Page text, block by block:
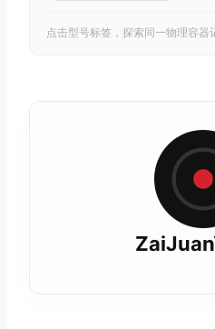
点击型号标签，探索同一物理容器